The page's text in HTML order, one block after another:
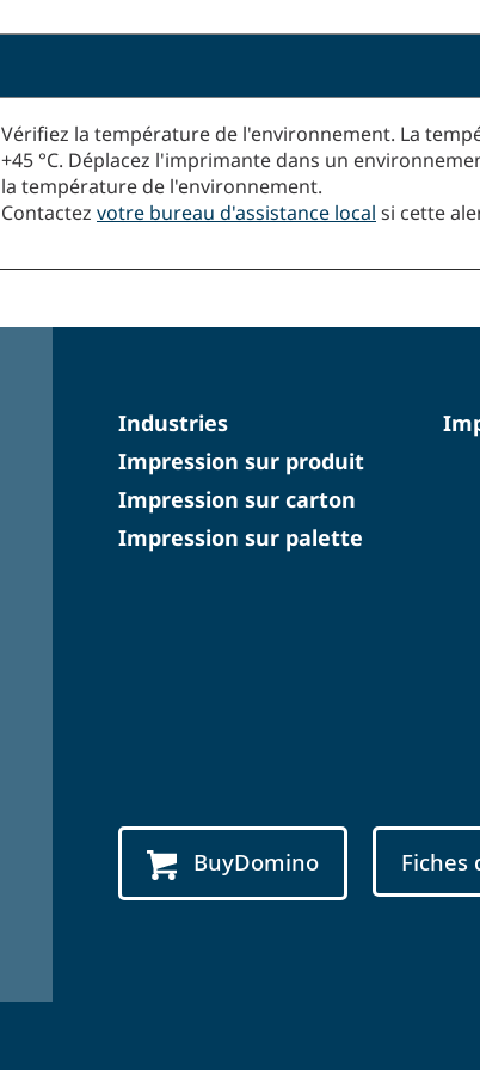
Vérifiez la température de l'environnement. La
+45 °C. Déplacez l'imprimante dans un
la température de l'environnement.
Contactez votre bureau d'assistance local si cette
Industries
Impression sur produit
Impression sur carton
Impression sur palette
BuyDomino Fiches